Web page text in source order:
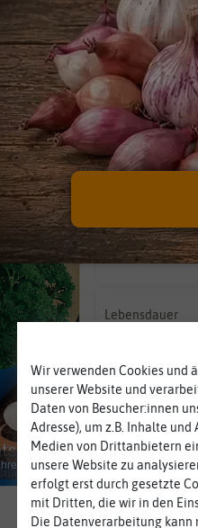
Besonder
Hersteller:
Artikelnummer:
EAN:
Inhalt
5 Saatscheiben
Wie viel ist
Lebensdauer
mehrjährig.
Wir verwenden Cookies und
unserer Website und
Daten von Besucher:innen
Adresse), um z.B. Inhalte
Medien von Drittanbietern
unsere Website zu
erfolgt erst durch gesetzte
mit Dritten, die wir in den
Die Datenverarbeitung